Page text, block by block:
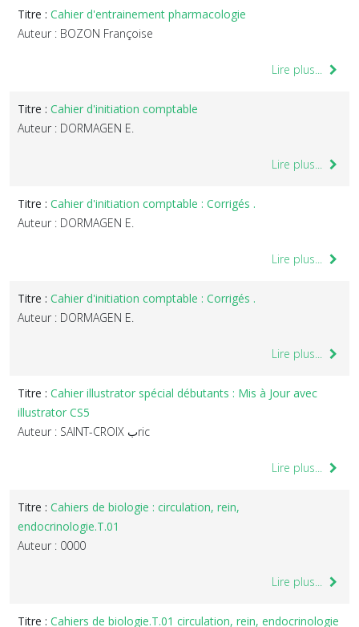
Titre : Cahier d'entrainement pharmacologie
Auteur : BOZON Françoise
Lire plus...
Titre : Cahier d'initiation comptable
Auteur : DORMAGEN E.
Lire plus...
Titre : Cahier d'initiation comptable : Corrigés .
Auteur : DORMAGEN E.
Lire plus...
Titre : Cahier d'initiation comptable : Corrigés .
Auteur : DORMAGEN E.
Lire plus...
Titre : Cahier illustrator spécial débutants : Mis à Jour avec
illustrator CS5
Auteur : SAINT-CROIX بric
Lire plus...
Titre : Cahiers de biologie : circulation, rein,
endocrinologie.T.01
Auteur : 0000
Lire plus...
Titre : Cahiers de biologie.T.01 circulation, rein, endocrinologie